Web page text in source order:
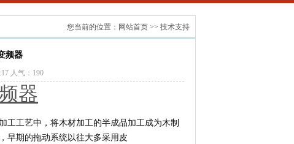
您当前的位置： 网站首页 >> 技术支持
频器
人气： 190
器
工工艺中，将木材加工的半成品加工成为木制
早期的拖动系统以往大多采用皮